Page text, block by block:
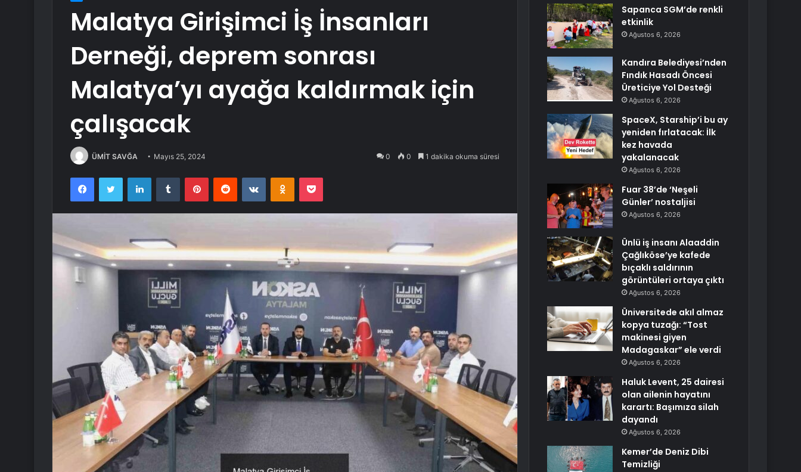
Malatya Girişimci İş İnsanları
Derneği, deprem sonrası
Malatya’yı ayağa kaldırmak için
çalışacak
ÜMİT SAVĞA Mayıs 25, 2024 0 0 1 dakika okuma süresi
FacebookTwitter LinkedInTumblr PinterestReddit VKontakteOdnoklassniki
Pocket
Sapanca SGM’de renkli
etkinlik
Ağustos 6, 2026
Kandıra Belediyesi’nden
Fındık Hasadı Öncesi
Üreticiye Yol Desteği
Ağustos 6, 2026
SpaceX, Starship’i bu ay
yeniden fırlatacak: İlk
kez havada
yakalanacak
Ağustos 6, 2026
Fuar 38’de ‘Neşeli
Günler’ nostaljisi
Ağustos 6, 2026
Ünlü iş insanı Alaaddin
Çağlıköse’ye kafede
bıçaklı saldırının
görüntüleri ortaya çıktı
Ağustos 6, 2026
Üniversitede akıl almaz
kopya tuzağı: “Tost
makinesi giyen
Madagaskar” ele verdi
Ağustos 6, 2026
Haluk Levent, 25 dairesi
olan ailenin hayatını
karartı: Başımıza silah
dayandı
Ağustos 6, 2026
Kemer’de Deniz Dibi
Temizliği